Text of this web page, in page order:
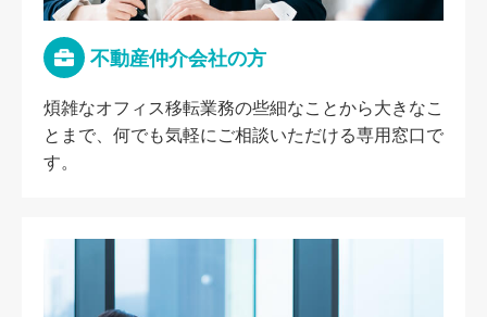
不動産仲介会社の方
煩雑なオフィス移転業務の些細なことから大きなこ
とまで、何でも気軽にご相談いただける専用窓口で
す。